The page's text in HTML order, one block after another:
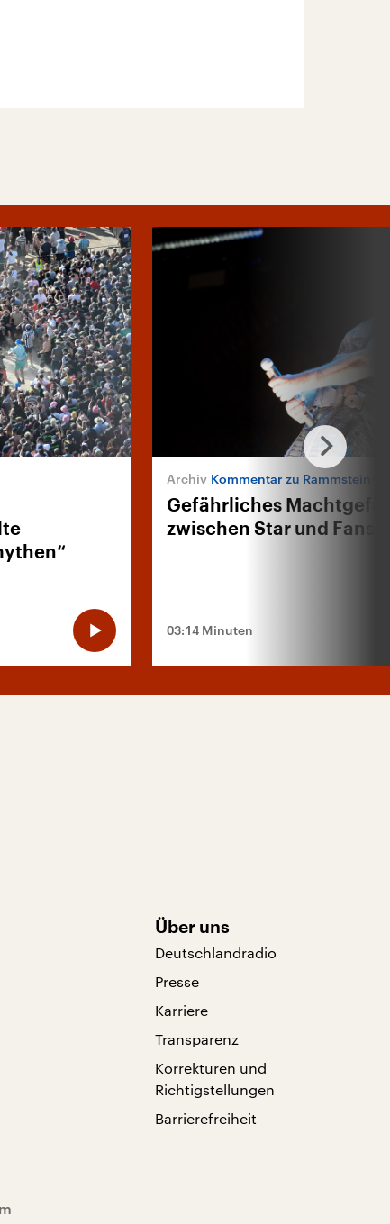
Kommentar zu Rammstein-
Gefährliches
zwischen Star und Fans
03:14 Minuten
Über uns
Deutschlandradio
Presse
Karriere
Transparenz
Korrekturen und
Richtigstellungen
Barrierefreiheit